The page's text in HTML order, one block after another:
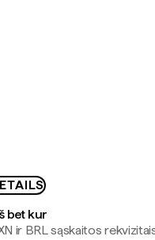
bet kur
ir BRL sąskaitos